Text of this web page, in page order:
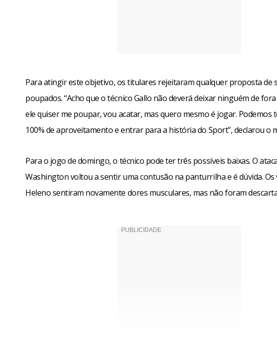
Para atingir este objetivo, os titulares rejeitaram qualquer proposta de
poupados. “Acho que o técnico Gallo não deverá deixar ninguém de fora
ele quiser me poupar, vou acatar, mas quero mesmo é jogar. Podemos
100% de aproveitamento e entrar para a história do Sport”, declarou o
Para o jogo de domingo, o técnico pode ter três possíveis baixas. O
Washington voltou a sentir uma contusão na panturrilha e é dúvida. Os
Heleno sentiram novamente dores musculares, mas não foram